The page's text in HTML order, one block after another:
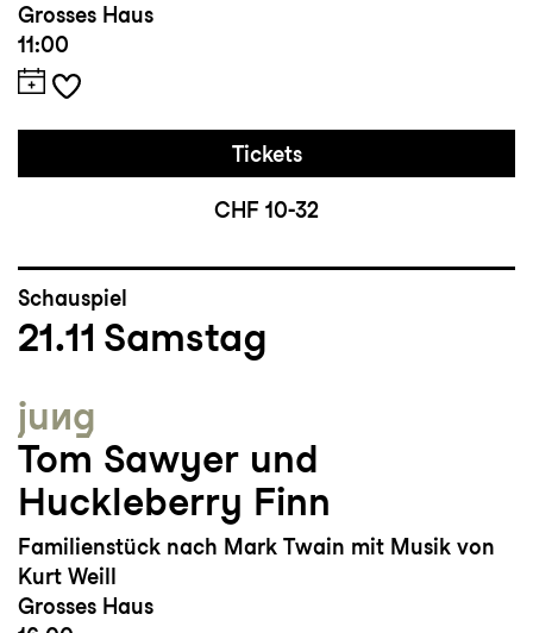
Grosses Haus
11:00
Tickets
CHF 10-32
Schauspiel
21.11 Samstag
jung
Tom Sawyer und
Huckleberry Finn
Familienstück nach Mark Twain mit Musik von
Kurt Weill
Grosses Haus